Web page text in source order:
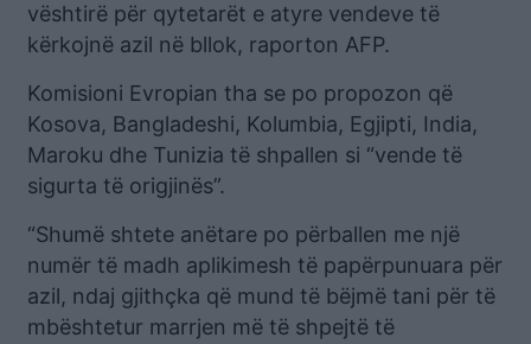
vështirë për qytetarët e atyre vendeve të
kërkojnë azil në bllok, raporton AFP.
Komisioni Evropian tha se po propozon që
Kosova, Bangladeshi, Kolumbia, Egjipti, India,
Maroku dhe Tunizia të shpallen si “vende të
sigurta të origjinës”.
“Shumë shtete anëtare po përballen me një
numër të madh aplikimesh të papërpunuara për
azil, ndaj gjithçka që mund të bëjmë tani për të
mbështetur marrjen më të shpejtë të